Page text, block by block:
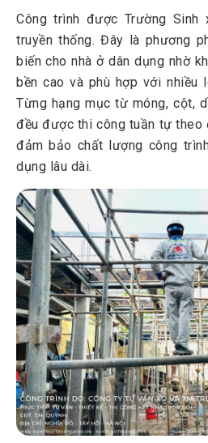
Công trình được Trường Sinh
truyền thống. Đây là phương
biến cho nhà ở dân dụng nhờ
bền cao và phù hợp với nhiều
Từng hạng mục từ móng, cột,
đều được thi công tuần tự theo
đảm bảo chất lượng công
dụng lâu dài.